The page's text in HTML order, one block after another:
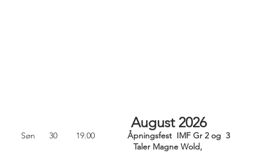
August 2026
Søn 30 19.00
Åpningsfest IMF Gr 2 og 3
Taler Magne Wold,